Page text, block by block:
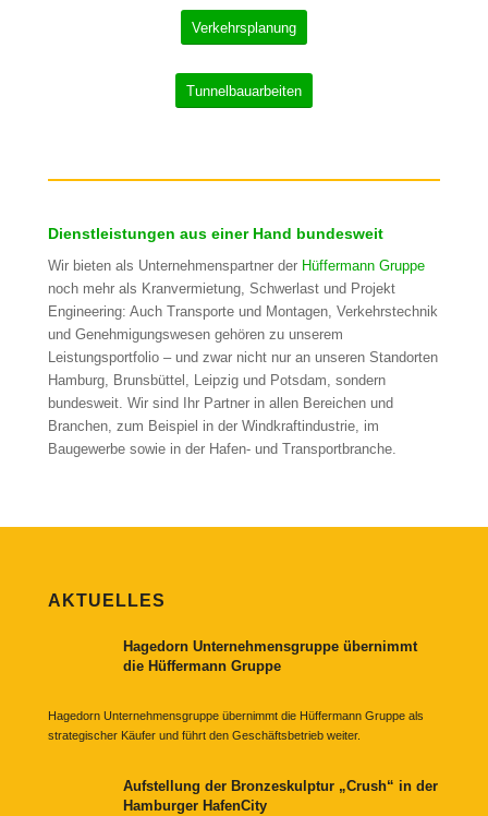
Verkehrsplanung
Tunnelbauarbeiten
Dienstleistungen aus einer Hand bundesweit
Wir bieten als Unternehmenspartner der Hüffermann Gruppe
noch mehr als Kranvermietung, Schwerlast und Projekt
Engineering: Auch Transporte und Montagen, Verkehrstechnik
und Genehmigungswesen gehören zu unserem
Leistungsportfolio – und zwar nicht nur an unseren Standorten
Hamburg, Brunsbüttel, Leipzig und Potsdam, sondern
bundesweit. Wir sind Ihr Partner in allen Bereichen und
Branchen, zum Beispiel in der Windkraftindustrie, im
Baugewerbe sowie in der Hafen- und Transportbranche.
AKTUELLES
Hagedorn Unternehmensgruppe übernimmt
die Hüffermann Gruppe
Hagedorn Unternehmensgruppe übernimmt die Hüffermann Gruppe als
strategischer Käufer und führt den Geschäftsbetrieb weiter.
Aufstellung der Bronzeskulptur „Crush“ in der
Hamburger HafenCity